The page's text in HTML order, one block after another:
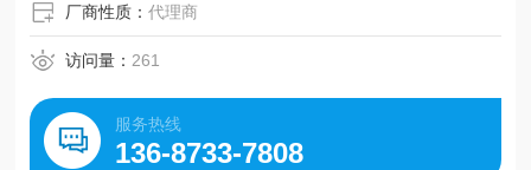
厂商性质：代理商
访问量： 261
服务热线
136-8733-7808